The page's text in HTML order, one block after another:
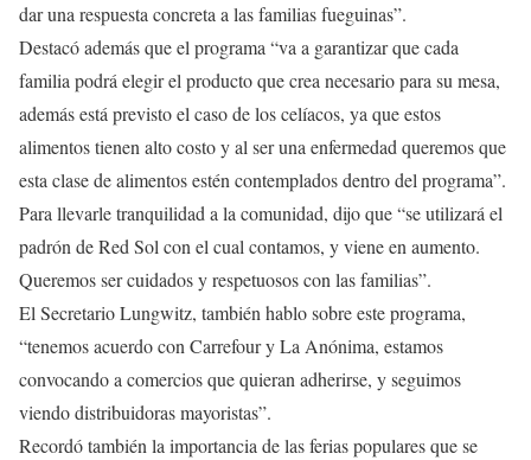
dar una respuesta concreta a las familias fueguinas”.
Destacó además que el programa “va a garantizar que cada
familia podrá elegir el producto que crea necesario para su mesa,
además está previsto el caso de los celíacos, ya que estos
alimentos tienen alto costo y al ser una enfermedad queremos que
esta clase de alimentos estén contemplados dentro del programa”.
Para llevarle tranquilidad a la comunidad, dijo que “se utilizará el
padrón de Red Sol con el cual contamos, y viene en aumento.
Queremos ser cuidados y respetuosos con las familias”.
El Secretario Lungwitz, también hablo sobre este programa,
“tenemos acuerdo con Carrefour y La Anónima, estamos
convocando a comercios que quieran adherirse, y seguimos
viendo distribuidoras mayoristas”.
Recordó también la importancia de las ferias populares que se